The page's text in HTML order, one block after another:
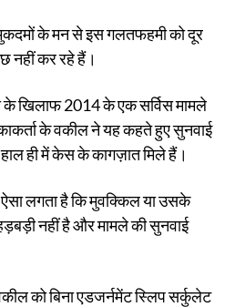
के मन से इस गलतफहमी को दूर
नहीं कर रहे हैं।
के खिलाफ 2014 के एक सर्विस मामले
के वकील ने यह कहते हुए सुनवाई
ही में केस के कागज़ात मिले हैं।
लगता है कि मुवक्किल या उसके
नहीं है और मामले की सुनवाई
को बिना एडजर्नमेंट स्लिप सर्कुलेट